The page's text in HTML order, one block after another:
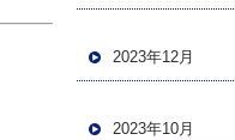
2023年12月
2023年10月